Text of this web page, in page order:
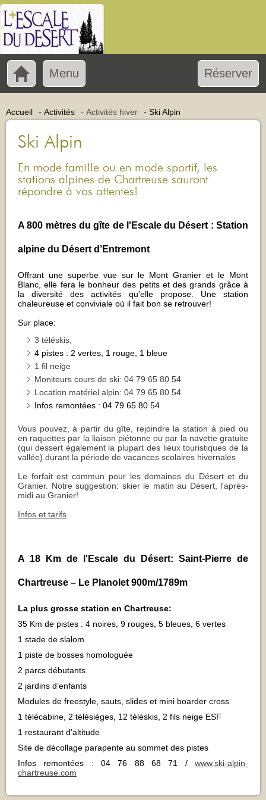
Menu Réserver
Accueil - Activités - Activités hiver - Ski Alpin
Ski Alpin
En mode famille ou en mode sportif, les
stations alpines de Chartreuse sauront
répondre à vos attentes!
A 800 mètres du gîte de l'Escale du Désert : Station
alpine du Désert d’Entremont
Offrant une superbe vue sur le Mont Granier et le Mont
Blanc, elle fera le bonheur des petits et des grands grâce à
la diversité des activités qu'elle propose. Une station
chaleureuse et conviviale où il fait bon se retrouver!
Sur place:
3 téléskis,
4 pistes : 2 vertes, 1 rouge, 1 bleue
1 fil neige​
Moniteurs cours de ski: 04 79 65 80 54
Location matériel alpin: 04 79 65 80 54
Infos remontées : 04 79 65 80 54
Vous pouvez, à partir du gîte, rejoindre la station à pied ou
en raquettes par la liaison piétonne ou par la navette gratuite
(qui dessert également la plupart des lieux touristiques de la
vallée) durant la période de vacances scolaires hivernales
Le forfait est commun pour les domaines du Désert et du
Granier. Notre suggestion: skier le matin au Désert, l'après-
midi au Granier!
Infos et tarifs
A 18 Km de l'Escale du Désert: Saint-Pierre de
Chartreuse – Le Planolet 900m/1789m
La plus grosse station en Chartreuse:
35 Km de pistes : 4 noires, 9 rouges, 5 bleues, 6 vertes
1 stade de slalom
1 piste de bosses homologuée
2 parcs débutants
2 jardins d’enfants
Modules de freestyle, sauts, slides et mini boarder cross
1 télécabine, 2 télésièges, 12 téléskis, 2 fils neige ESF
1 restaurant d’altitude
Site de décollage parapente au sommet des pistes
Infos remontées : 04 76 88 68 71 / www.ski-alpin-
chartreuse.com